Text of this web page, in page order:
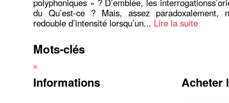
polyphoniques » ? D’emblée, les
du Qu’est-ce ? Mais, assez paradoxalement,
redouble d’intensité lorsqu’un... Lire la suite
Mots-clés
Informations Acheter